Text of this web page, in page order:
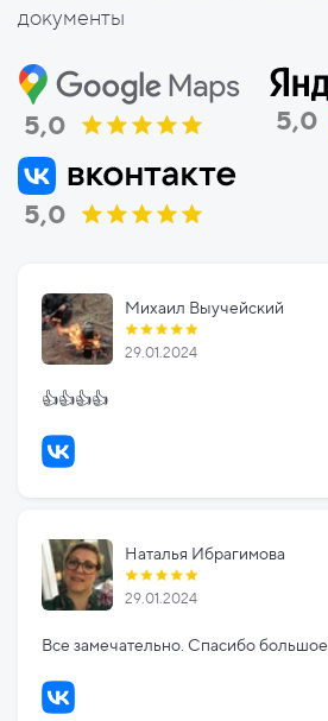
документы
5,0 5,0
5,0
Михаил Выучейский
29.01.2024
👍👍👍👍
Наталья Ибрагимова
29.01.2024
Все замечательно. Спасибо большое